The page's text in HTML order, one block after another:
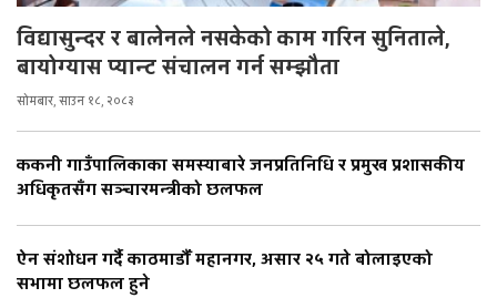
विद्यासुन्दर र बालेनले नसकेको काम गरिन सुनिताले,
बायोग्यास प्यान्ट संचालन गर्न सम्झौता
सोमबार, साउन १८, २०८३
ककनी गाउँपालिकाका समस्याबारे जनप्रतिनिधि र प्रमुख प्रशासकीय
अधिकृतसँग सञ्चारमन्त्रीको छलफल
ऐन संशोधन गर्दै काठमाडौँ महानगर, असार २५ गते बोलाइएको
सभामा छलफल हुने